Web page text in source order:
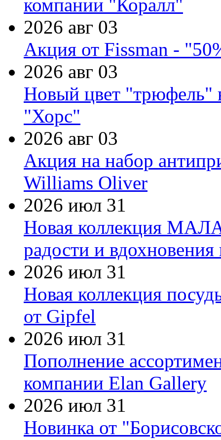
компании "Коралл"
2026 авг 03
Акция от Fissman -
2026 авг 03
Новый цвет "трюфель"
"Хорс"
2026 авг 03
Акция на набор
Williams Oliver
2026 июл 31
Новая коллекция
радости и
2026 июл 31
Новая коллекция
от Gipfel
2026 июл 31
Пополнение
компании Elan Gallery
2026 июл 31
Новинка от